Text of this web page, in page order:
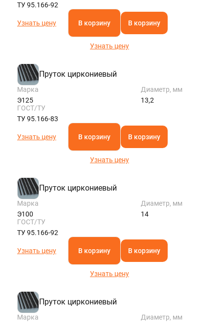
ТУ 95.166-92
Узнать цену В корзину В корзину
Узнать цену
Пруток циркониевый
Марка
Э125
Диаметр, мм
13,2
ГОСТ/ТУ
ТУ 95.166-83
Узнать цену В корзину В корзину
Узнать цену
Пруток циркониевый
Марка
Э100
Диаметр, мм
14
ГОСТ/ТУ
ТУ 95.166-92
Узнать цену В корзину В корзину
Узнать цену
Пруток циркониевый
Марка
Диаметр, мм